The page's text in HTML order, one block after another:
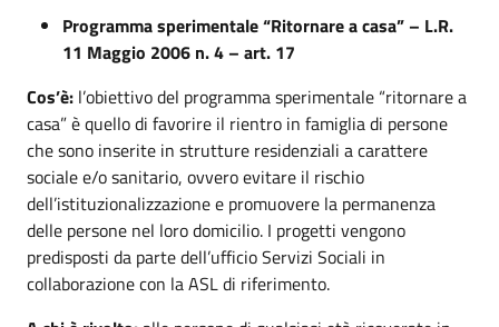
Programma sperimentale “Ritornare a casa” – L.R.
11 Maggio 2006 n. 4 – art. 17
Cos’è: l’obiettivo del programma sperimentale “ritornare a
casa” è quello di favorire il rientro in famiglia di persone
che sono inserite in strutture residenziali a carattere
sociale e/o sanitario, ovvero evitare il rischio
dell’istituzionalizzazione e promuovere la permanenza
delle persone nel loro domicilio. I progetti vengono
predisposti da parte dell’ufficio Servizi Sociali in
collaborazione con la ASL di riferimento.